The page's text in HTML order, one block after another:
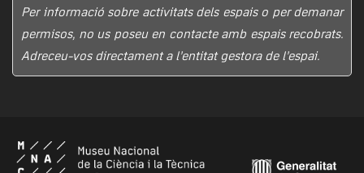
Per informació sobre activitats dels espais o per demanar
permisos, no us poseu en contacte amb espais recobrats.
Adreceu-vos directament a l’entitat gestora de l’espai.